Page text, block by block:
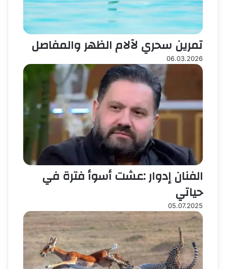
ر
ي
د
تمرين سحري لآلام الظهر والمفاصل
06.03.2026
الفنان إدوار :عشت أسوأ فترة في
حياتي
05.07.2025